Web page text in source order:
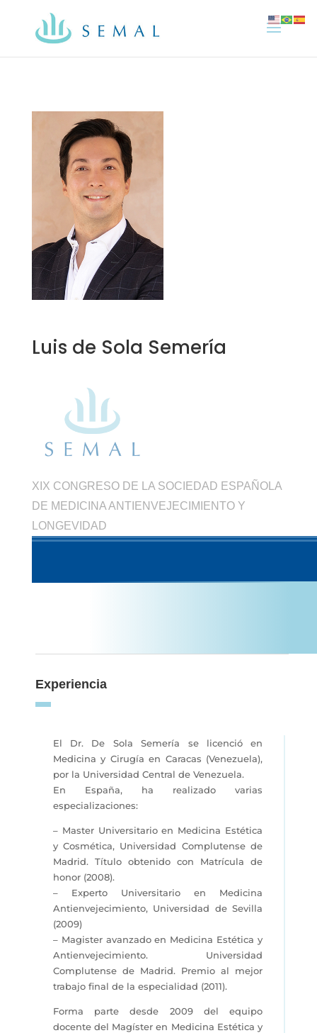
Luis de Sola Semería
XIX CONGRESO DE LA SOCIEDAD ESPAÑOLA
DE MEDICINA ANTIENVEJECIMIENTO Y
LONGEVIDAD
Experiencia
El Dr. De Sola Semería se licenció en
Medicina y Cirugía en Caracas (Venezuela),
por la Universidad Central de Venezuela.
En España, ha realizado varias
especializaciones:
– Master Universitario en Medicina Estética
y Cosmética, Universidad Complutense de
Madrid. Título obtenido con Matrícula de
honor (2008).
– Experto Universitario en Medicina
Antienvejecimiento, Universidad de Sevilla
(2009)
– Magister avanzado en Medicina Estética y
Antienvejecimiento. Universidad
Complutense de Madrid. Premio al mejor
trabajo final de la especialidad (2011).
Forma parte desde 2009 del equipo
docente del Magíster en Medicina Estética y